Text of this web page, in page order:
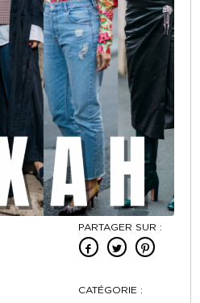
PARTAGER SUR :
CATÉGORIE :